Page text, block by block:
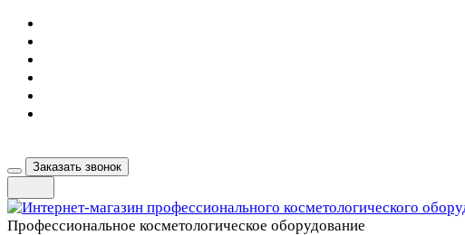
Заказать звонок
Профессиональное косметологическое оборудование